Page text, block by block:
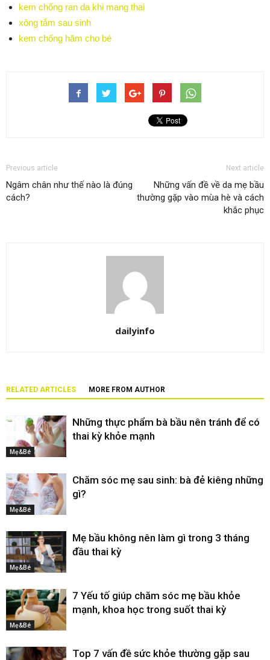
kem chống ran da khi mang thai
xông tắm sau sinh
kem chống hăm cho bé
Previous article
Ngâm chân như thế nào là đúng
cách?
Next article
Những vấn đề về da mẹ bầu
thường gặp vào mùa hè và cách
khắc phục
dailyinfo
RELATED ARTICLES MORE FROM AUTHOR
Mẹ&Bé
Những thực phẩm bà bầu nên tránh để có
thai kỳ khỏe mạnh
Mẹ&Bé
Chăm sóc mẹ sau sinh: bà đẻ kiêng những
gì?
Mẹ&Bé
Mẹ bầu không nên làm gì trong 3 tháng
đầu thai kỳ
Mẹ&Bé
7 Yếu tố giúp chăm sóc mẹ bầu khỏe
mạnh, khoa học trong suốt thai kỳ
Top 7 vấn đề sức khỏe thường gặp sau